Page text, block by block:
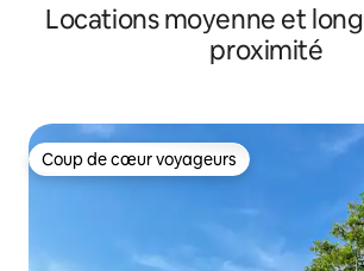
Locations moyenne et
proximité
Coup de cœur voyageurs
Coup de cœur voyageurs